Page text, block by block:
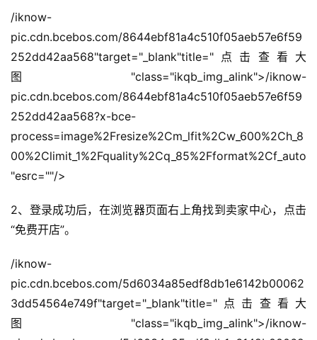
/iknow-
pic.cdn.bcebos.com/8644ebf81a4c510f05aeb57e6f59
252dd42aa568"target="_blank"title="点击查看大
图"class="ikqb_img_alink">/iknow-
pic.cdn.bcebos.com/8644ebf81a4c510f05aeb57e6f59
252dd42aa568?x-bce-
process=image%2Fresize%2Cm_lfit%2Cw_600%2Ch_8
00%2Climit_1%2Fquality%2Cq_85%2Fformat%2Cf_auto
"esrc=""/>
2、登录成功后，在浏览器页面右上角找到卖家中心，点击
“免费开店”。
/iknow-
pic.cdn.bcebos.com/5d6034a85edf8db1e6142b00062
3dd54564e749f"target="_blank"title="点击查看大
图"class="ikqb_img_alink">/iknow-